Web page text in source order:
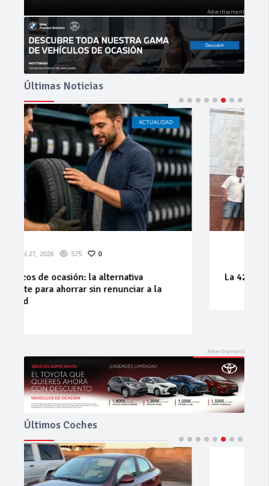
Últimas Noticias
ACTUALIDAD
Jul 23, 2026
La 42ª Subida a Vejer comienza a perfilarse
Últimos Coches